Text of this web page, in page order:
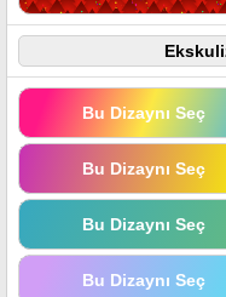
Bu Dizaynı Seç
Bu Dizaynı Seç
Bu Dizaynı Seç
Bu Dizaynı Seç